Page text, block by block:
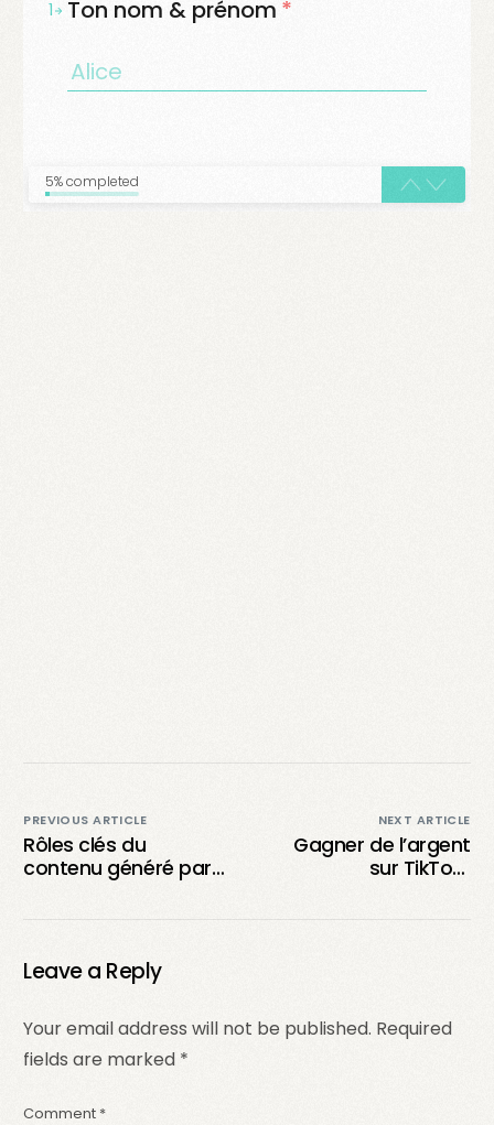
1 Ton nom & prénom *
5% completed
PREVIOUS ARTICLE
Rôles clés du
contenu généré par
entreprises et
NEXT ARTICLE
Gagner de l’argent
sur TikTok :
programmes et
Leave a Reply
Your email address will not be published. Required
fields are marked *
Comment *